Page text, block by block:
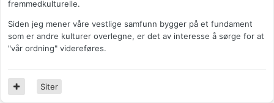
fremmedkulturelle.
Siden jeg mener våre vestlige samfunn bygger på et fundament
som er andre kulturer overlegne, er det av interesse å sørge for at
"vår ordning" videreføres.
Siter